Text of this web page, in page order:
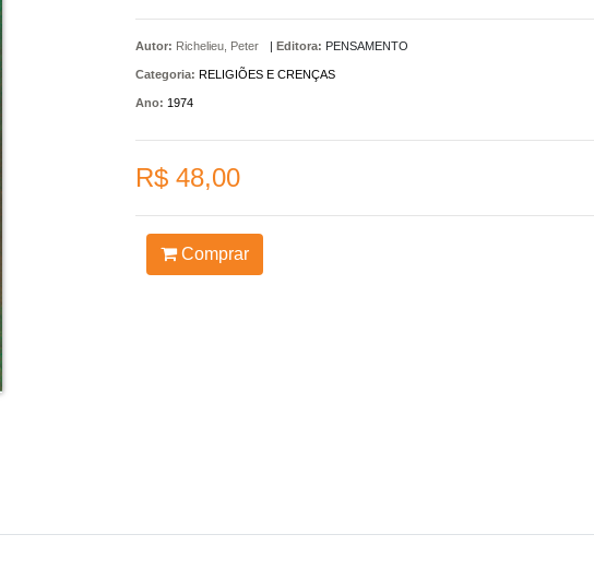
Autor: Richelieu, Peter | Editora: PENSAMENTO
Categoria: RELIGIÕES E CRENÇAS
Ano: 1974
R$ 48,00
Comprar